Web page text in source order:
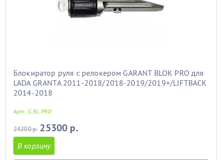
Блокиратор руля с релокером GARANT BLOK PRO для
LADA GRANTA 2011-2018/2018-2019/2019+/LIFTBACK
2014-2018
Арт. G.BL.PRO
24200 р. 25300 р.
В корзину